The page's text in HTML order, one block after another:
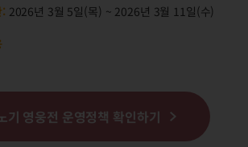
2026년 3월 5일(목) ~ 2026년 3월 11일(수)
기 영웅전 운영정책 확인하기